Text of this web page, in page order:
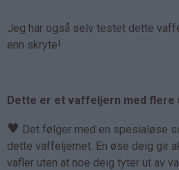
Jeg har også selv testet dette
enn skryte!
Dette er et vaffeljern med flere
♥ Det følger med en spesialøse
dette vaffeljernet. En øse deig gir
vafler uten at noe deig tyter ut av